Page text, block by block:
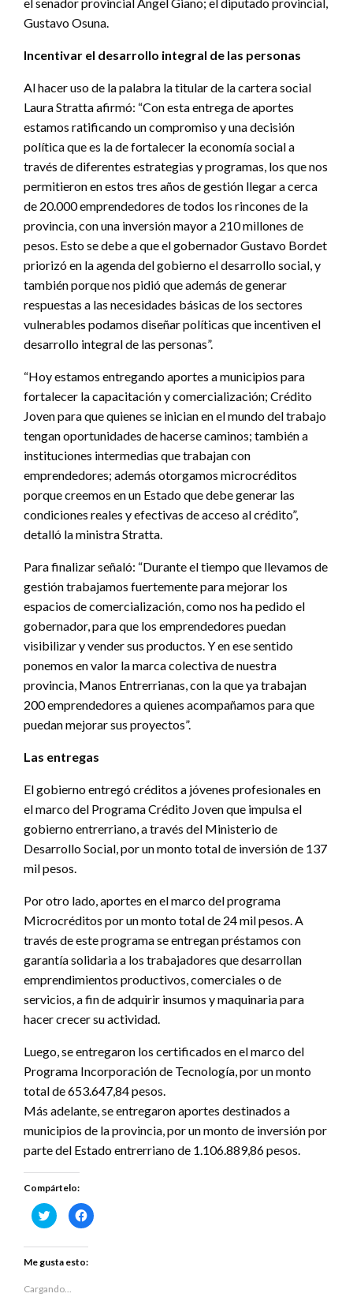
Gustavo Osuna.
Incentivar el desarrollo integral de las personas
Al hacer uso de la palabra la titular de la cartera social
Laura Stratta afirmó: “Con esta entrega de aportes
estamos ratificando un compromiso y una decisión
política que es la de fortalecer la economía social a
través de diferentes estrategias y programas, los que nos
permitieron en estos tres años de gestión llegar a cerca
de 20.000 emprendedores de todos los rincones de la
provincia, con una inversión mayor a 210 millones de
pesos. Esto se debe a que el gobernador Gustavo Bordet
priorizó en la agenda del gobierno el desarrollo social, y
también porque nos pidió que además de generar
respuestas a las necesidades básicas de los sectores
vulnerables podamos diseñar políticas que incentiven el
desarrollo integral de las personas”.
“Hoy estamos entregando aportes a municipios para
fortalecer la capacitación y comercialización; Crédito
Joven para que quienes se inician en el mundo del trabajo
tengan oportunidades de hacerse caminos; también a
instituciones intermedias que trabajan con
emprendedores; además otorgamos microcréditos
porque creemos en un Estado que debe generar las
condiciones reales y efectivas de acceso al crédito”,
detalló la ministra Stratta.
Para finalizar señaló: “Durante el tiempo que llevamos de
gestión trabajamos fuertemente para mejorar los
espacios de comercialización, como nos ha pedido el
gobernador, para que los emprendedores puedan
visibilizar y vender sus productos. Y en ese sentido
ponemos en valor la marca colectiva de nuestra
provincia, Manos Entrerrianas, con la que ya trabajan
200 emprendedores a quienes acompañamos para que
puedan mejorar sus proyectos”.
Las entregas
El gobierno entregó créditos a jóvenes profesionales en
el marco del Programa Crédito Joven que impulsa el
gobierno entrerriano, a través del Ministerio de
Desarrollo Social, por un monto total de inversión de 137
mil pesos.
Por otro lado, aportes en el marco del programa
Microcréditos por un monto total de 24 mil pesos. A
través de este programa se entregan préstamos con
garantía solidaria a los trabajadores que desarrollan
emprendimientos productivos, comerciales o de
servicios, a fin de adquirir insumos y maquinaria para
hacer crecer su actividad.
Luego, se entregaron los certificados en el marco del
Programa Incorporación de Tecnología, por un monto
total de 653.647,84 pesos.
Más adelante, se entregaron aportes destinados a
municipios de la provincia, por un monto de inversión por
parte del Estado entrerriano de 1.106.889,86 pesos.
Compártelo:
Haz
clic
en
Twitter
(Se
en
Haz
clic
Me gusta esto:
Cargando...